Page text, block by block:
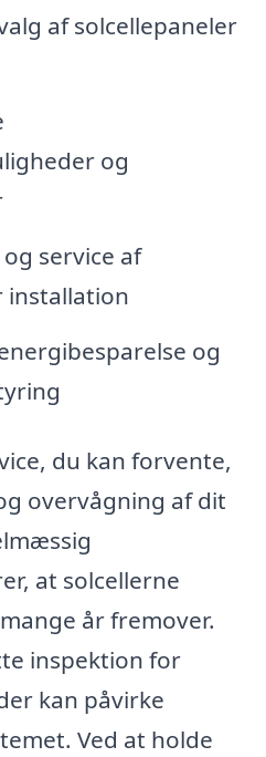
af solcellepaneler
og
service af
installation
og
du kan forvente,
overvågning af dit
at solcellerne
år fremover.
inspektion for
kan påvirke
Ved at holde